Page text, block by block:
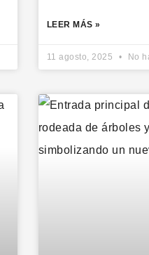
LEER MÁS »
11 agosto, 2025 No